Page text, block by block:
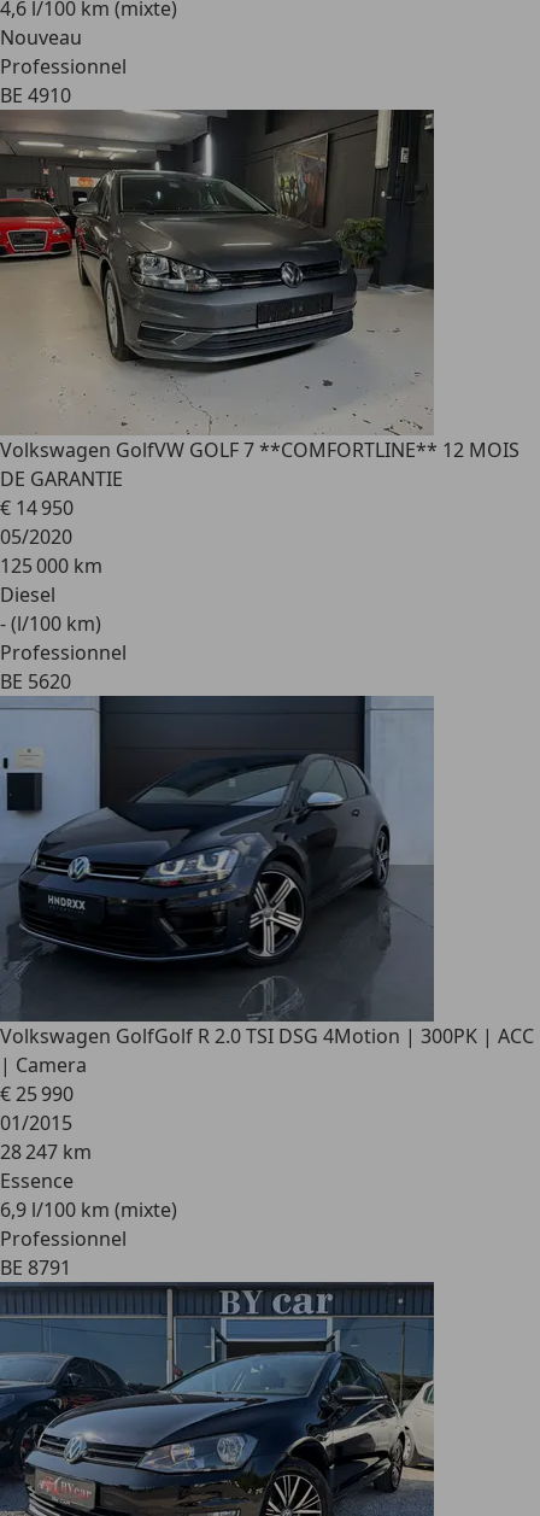
4,6 l/100 km (mixte)
Nouveau
Professionnel
BE 4910
Volkswagen GolfVW GOLF 7 **COMFORTLINE** 12 MOIS
DE GARANTIE
€ 14 950
05/2020
125 000 km
Diesel
- (l/100 km)
Professionnel
BE 5620
Volkswagen GolfGolf R 2.0 TSI DSG 4Motion | 300PK | ACC
| Camera
€ 25 990
01/2015
28 247 km
Essence
6,9 l/100 km (mixte)
Professionnel
BE 8791